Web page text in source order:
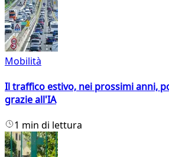
Mobilità
Il traffico estivo, nei prossimi anni,
grazie all'IA
1 min di lettura